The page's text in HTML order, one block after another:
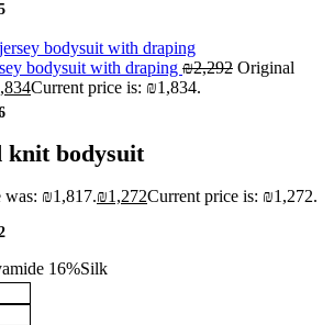
bodysuit with draping ₪2,292 Original
Current price is: ₪1,834.
bodysuit
₪1,817.₪1,272Current price is: ₪1,272.
16%Silk